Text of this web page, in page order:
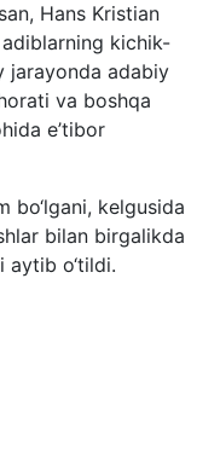
Hans Kristian
kichik-
jarayonda adabiy
va boshqa
e’tibor
bo‘lgani, kelgusida
bilan birgalikda
aytib o‘tildi.